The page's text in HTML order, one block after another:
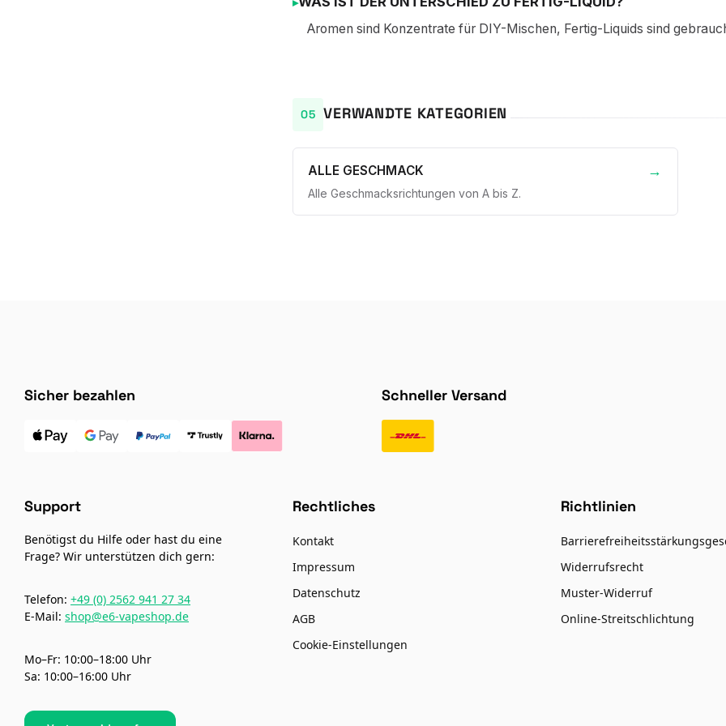
Aromen sind Konzentrate für DIY-Mischen, Fertig-Liquids sind
VERWANDTE KATEGORIEN
ALLE GESCHMACK
Alle Geschmacksrichtungen von A bis Z.
Sicher bezahlen Schneller Versand
Support
Benötigst du Hilfe oder hast du eine
Frage? Wir unterstützen dich gern:
Telefon: +49 (0) 2562 941 27 34
E-Mail: shop@e6-vapeshop.de
Mo–Fr: 10:00–18:00 Uhr
Sa: 10:00–16:00 Uhr
Rechtliches
Kontakt
Impressum
Datenschutz
AGB
Cookie-Einstellungen
Richtlinien
Widerrufsrecht
Muster-Widerruf
Online-Streitschlichtung